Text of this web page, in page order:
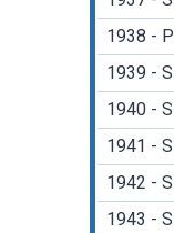
1938 -
1939 -
1940 -
1941 -
1942 -
1943 -